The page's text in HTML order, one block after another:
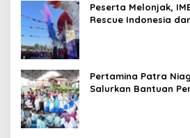
Peserta Melonjak,
Rescue Indonesia
Pertamina Patra
Salurkan Bantuan